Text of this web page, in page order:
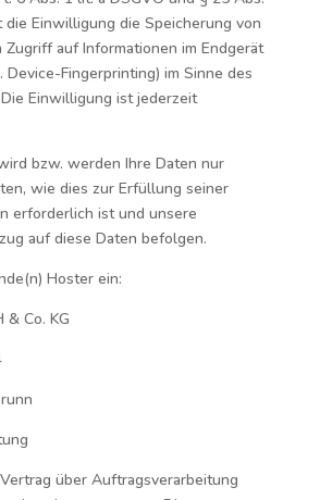
die Einwilligung die Speicherung von
Zugriff auf Informationen im Endgerät
Device-Fingerprinting) im Sinne des
Einwilligung ist jederzeit
bzw. werden Ihre Daten nur
wie dies zur Erfüllung seiner
erforderlich ist und unsere
auf diese Daten befolgen.
Hoster ein:
& Co. KG
über Auftragsverarbeitung